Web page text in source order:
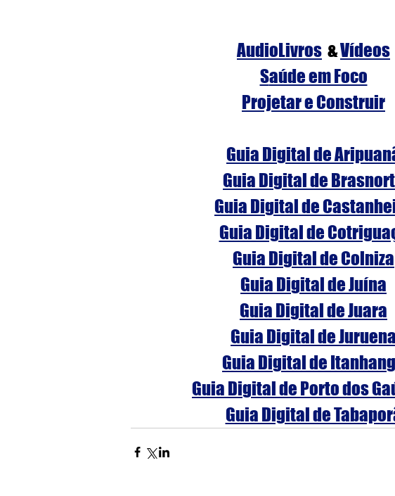
AudioLivros &Vídeos
Saúde em Foco
Projetar e Construir
Guia Digital de
Guia Digital de
Guia Digital de
Guia Digital de
Guia Digital de Colniza
Guia Digital de Juína
Guia Digital de Juara
Guia Digital de Juruena
Guia Digital de
Guia Digital de Porto dos
Guia Digital de